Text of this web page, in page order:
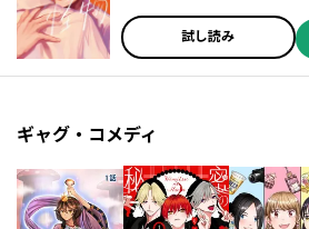
試し読み
ギャグ・コメディ